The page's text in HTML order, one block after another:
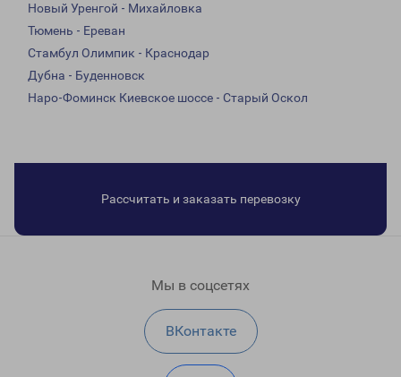
Новый Уренгой - Михайловка
Тюмень - Ереван
Стамбул Олимпик - Краснодар
Дубна - Буденновск
Наро-Фоминск Киевское шоссе - Старый Оскол
Рассчитать и заказать перевозку
Мы в соцсетях
ВКонтакте